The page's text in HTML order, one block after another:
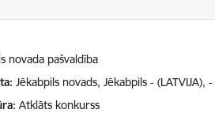
novada pašvaldība
Jēkabpils novads, Jēkabpils - (LATVIJA), -
Atklāts konkurss